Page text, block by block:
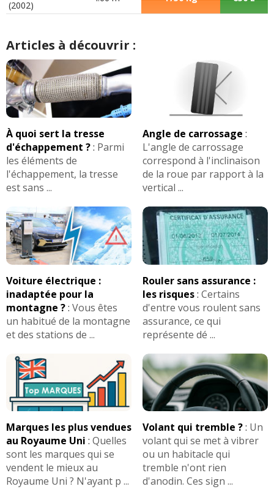
(2002)
Articles à découvrir :
À quoi sert la tresse
d'échappement ?: Parmi
les éléments de
l'échappement, la tresse
est sans ...
Angle de carrossage :
L'angle de carrossage
correspond à l'inclinaison
de la roue par rapport à la
vertical ...
Voiture électrique :
inadaptée pour la
montagne ?: Vous êtes
un habitué de la montagne
et des stations de ...
Rouler sans assurance :
les risques: Certains
d'entre vous roulent sans
assurance, ce qui
représente dé ...
Marques les plus vendues
au Royaume Uni : Quelles
sont les marques qui se
vendent le mieux au
Royaume Uni ? N'ayant p ...
Volant qui tremble ?: Un
volant qui se met à vibrer
ou un habitacle qui
tremble n'ont rien
d'anodin. Ces sign ...